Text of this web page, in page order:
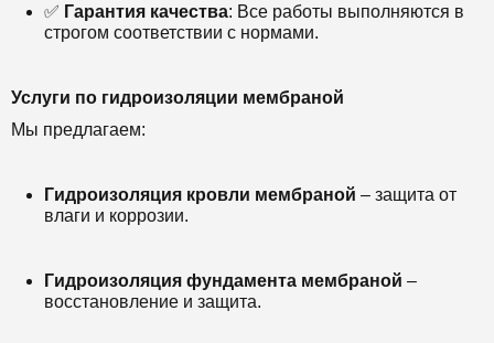
✅ Гарантия качества: Все работы выполняются в
строгом соответствии с нормами.
Услуги по гидроизоляции мембраной
Мы предлагаем:
Гидроизоляция кровли мембраной – защита от
влаги и коррозии.
Гидроизоляция фундамента мембраной –
восстановление и защита.